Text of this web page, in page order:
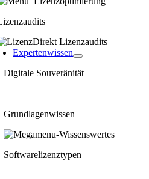
Expertenwissen
Digitale Souveränität
Grundlagenwissen
Softwarelizenztypen